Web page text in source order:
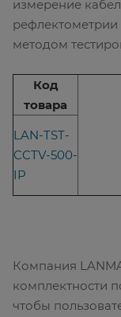
измерение
рефлектометрии
методом
Код
товара
LAN-TST-
CCTV-500-
IP
Компания
комплектности
чтобы